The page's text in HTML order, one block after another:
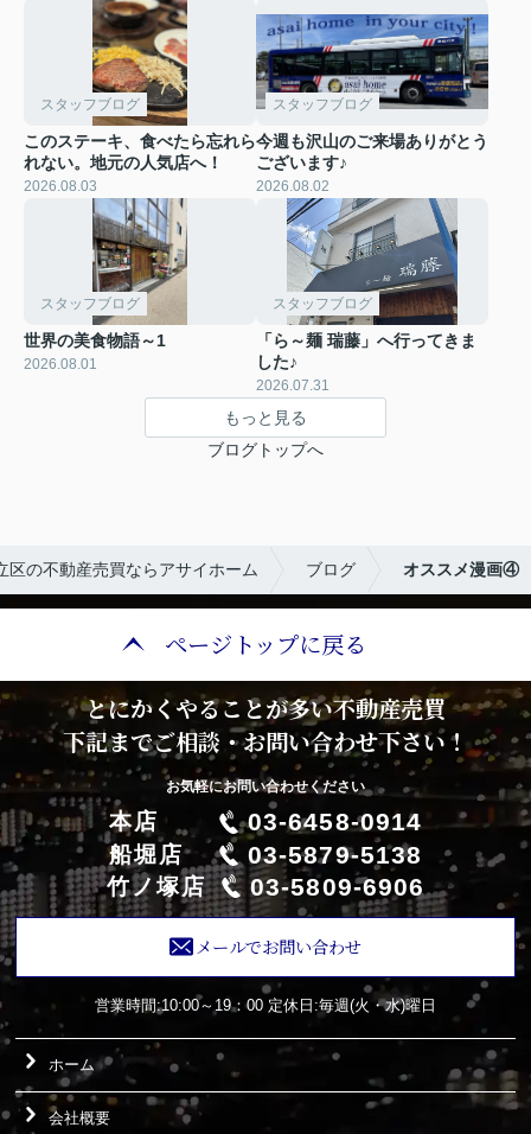
スタッフブログ
このステーキ、食べたら忘れら
れない。地元の人気店へ！
2026.08.03
スタッフブログ
今週も沢山のご来場ありがとう
ございます♪
2026.08.02
スタッフブログ
世界の美食物語～1
2026.08.01
スタッフブログ
「ら～麺 瑞藤」へ行ってきま
した♪
2026.07.31
もっと見る
ブログトップへ
区の不動産売買ならアサイホーム ブログ オススメ漫画④
ページトップに戻る
とにかくやることが多い不動産売買
下記までご相談・お問い合わせ下さい！
お気軽にお問い合わせください
本店 03-6458-0914
船堀店 03-5879-5138
竹ノ塚店 03-5809-6906
メールでお問い合わせ
営業時間:10:00～19：00 定休日:毎週(火・水)曜日
ホーム
会社概要